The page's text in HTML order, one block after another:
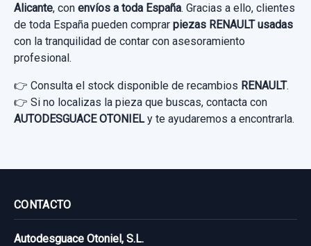
Alicante, con envíos a toda España. Gracias a ello, clientes
de toda España pueden comprar piezas RENAULT usadas
con la tranquilidad de contar con asesoramiento
profesional.
👉 Consulta el stock disponible de recambios RENAULT.
👉 Si no localizas la pieza que buscas, contacta con
AUTODESGUACE OTONIELy te ayudaremos a encontrarla.
CONTACTO
Autodesguace Otoniel, S.L.